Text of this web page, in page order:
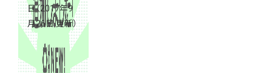
日（2017年9
月26日 更新）